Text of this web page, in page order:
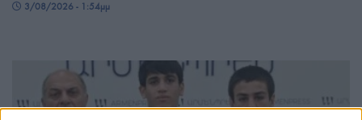
3/08/2026 - 1:54μμ